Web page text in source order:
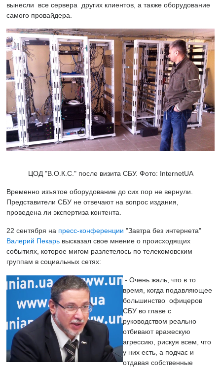
вынесли все сервера других клиентов, а также оборудование
самого провайдера.
ЦОД "В.О.К.С." после визита СБУ. Фото: InternetUA
Временно изъятое оборудование до сих пор не вернули.
Представители СБУ не отвечают на вопрос издания,
проведена ли экспертиза контента.
22 сентября на пресс-конференции "Завтра без интернета"
Валерий Пекарь высказал свое мнение о происходящих
событиях, которое мигом разлетелось по телекомовским
группам в социальных сетях:
- Очень жаль, что в то
время, когда подавляющее
большинство офицеров
СБУ во главе с
руководством реально
отбивают вражескую
агрессию, рискуя всем, что
у них есть, а подчас и
отдавая собственные